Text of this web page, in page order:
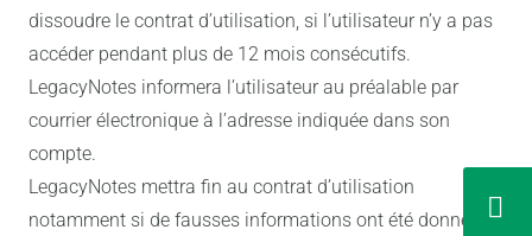
dissoudre le contrat d’utilisation, si l’utilisateur n’y a pas
accéder pendant plus de 12 mois consécutifs.
LegacyNotes informera l’utilisateur au préalable par
courrier électronique à l’adresse indiquée dans son
compte.
LegacyNotes mettra fin au contrat d’utilisation
notamment si de fausses informations ont été données